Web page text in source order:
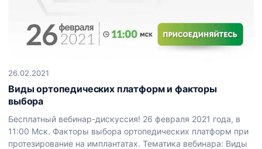
26.02.2021
Виды ортопедических платформ и факторы
выбора
Бесплатный вебинар-дискуссия! 26 февраля 2021 года, в
11:00 Мск. Факторы выбора ортопедических платформ при
протезирование на имплантатах. Тематика вебинара: Виды